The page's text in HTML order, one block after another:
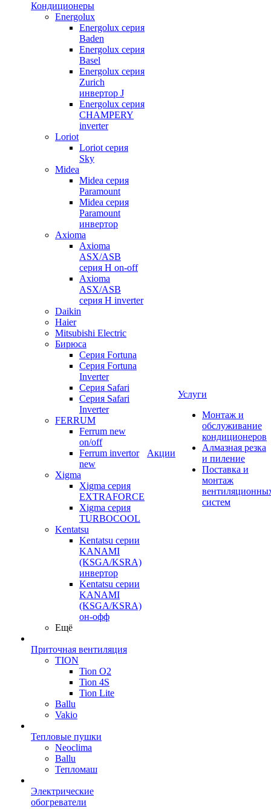
Кондиционеры
Energolux
Energolux серия
Baden
Energolux серия
Basel
Energolux серия
Zurich
инвертор J
Energolux серия
CHAMPERY
inverter
Loriot
Loriot серия
Sky
Midea
Midea серия
Paramount
Midea серия
Paramount
инвертор
Axioma
Axioma
ASX/ASB
серия Н on-off
Axioma
ASX/ASB
серия Н inverter
Daikin
Haier
Mitsubishi Electric
Бирюса
Серия Fortuna
Серия Fortuna
Inverter
Серия Safari
Серия Safari
Inverter
FERRUM
Ferrum new
on/off
Ferrum invertor
new
Xigma
Xigma серия
EXTRAFORCE
Xigma серия
TURBOCOOL
Kentatsu
Kentatsu серии
KANAMI
(KSGA/KSRA)
инвертор
Kentatsu серии
KANAMI
(KSGA/KSRA)
он-офф
Ещё
Приточная вентиляция
TION
Tion O2
Tion 4S
Tion Lite
Ballu
Vakio
Тепловые пушки
Neoclima
Ballu
Тепломаш
Электрические
обогреватели
Акции
Услуги
Монтаж и
обслуживание
кондиционеров
Алмазная резка
и пиление
Поставка и
монтаж
систем